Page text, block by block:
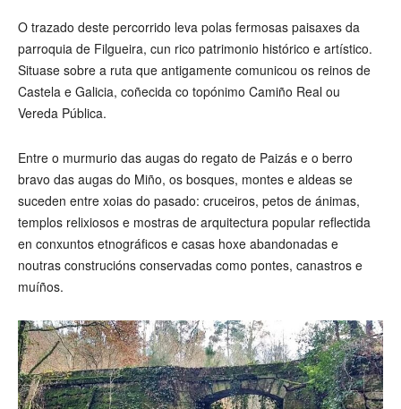
O trazado deste percorrido leva polas fermosas paisaxes da
parroquia de Filgueira, cun rico patrimonio histórico e artístico.
Situase sobre a ruta que antigamente comunicou os reinos de
Castela e Galicia, coñecida co topónimo Camiño Real ou
Vereda Pública.
Entre o murmurio das augas do regato de Paizás e o berro
bravo das augas do Miño, os bosques, montes e aldeas se
suceden entre xoias do pasado: cruceiros, petos de ánimas,
templos relixiosos e mostras de arquitectura popular reflectida
en conxuntos etnográficos e casas hoxe abandonadas e
noutras construcións conservadas como pontes, canastros e
muíños.